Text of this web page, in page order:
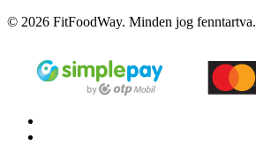
© 2026 FitFoodWay. Minden jog fenntartva.